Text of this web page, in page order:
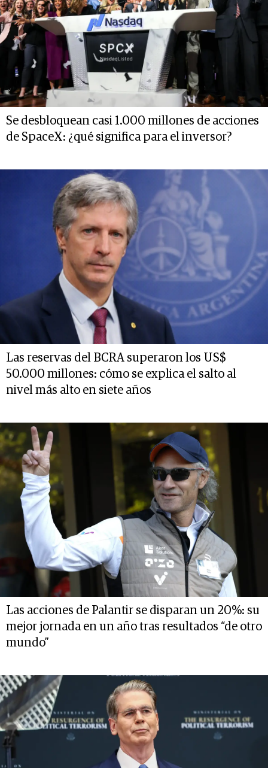
Se desbloquean casi 1.000 millones de acciones
de SpaceX: ¿qué significa para el inversor?
Las reservas del BCRA superaron los US$
50.000 millones: cómo se explica el salto al
nivel más alto en siete años
Las acciones de Palantir se disparan un 20%: su
mejor jornada en un año tras resultados “de otro
mundo”